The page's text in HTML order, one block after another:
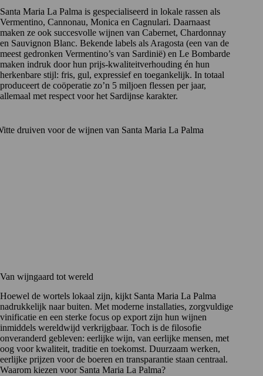
Santa Maria La Palma is gespecialiseerd in lokale rassen als
Vermentino, Cannonau, Monica en Cagnulari. Daarnaast
maken ze ook succesvolle wijnen van Cabernet, Chardonnay
en Sauvignon Blanc. Bekende labels als Aragosta (een van de
meest gedronken Vermentino’s van Sardinië) en Le Bombarde
maken indruk door hun prijs-kwaliteitverhouding én hun
herkenbare stijl: fris, gul, expressief en toegankelijk. In totaal
produceert de coöperatie zo’n 5 miljoen flessen per jaar,
allemaal met respect voor het Sardijnse karakter.
Van wijngaard tot wereld
Hoewel de wortels lokaal zijn, kijkt Santa Maria La Palma
nadrukkelijk naar buiten. Met moderne installaties, zorgvuldige
vinificatie en een sterke focus op export zijn hun wijnen
inmiddels wereldwijd verkrijgbaar. Toch is de filosofie
onveranderd gebleven: eerlijke wijn, van eerlijke mensen, met
oog voor kwaliteit, traditie en toekomst. Duurzaam werken,
eerlijke prijzen voor de boeren en transparantie staan centraal.
Waarom kiezen voor Santa Maria La Palma?